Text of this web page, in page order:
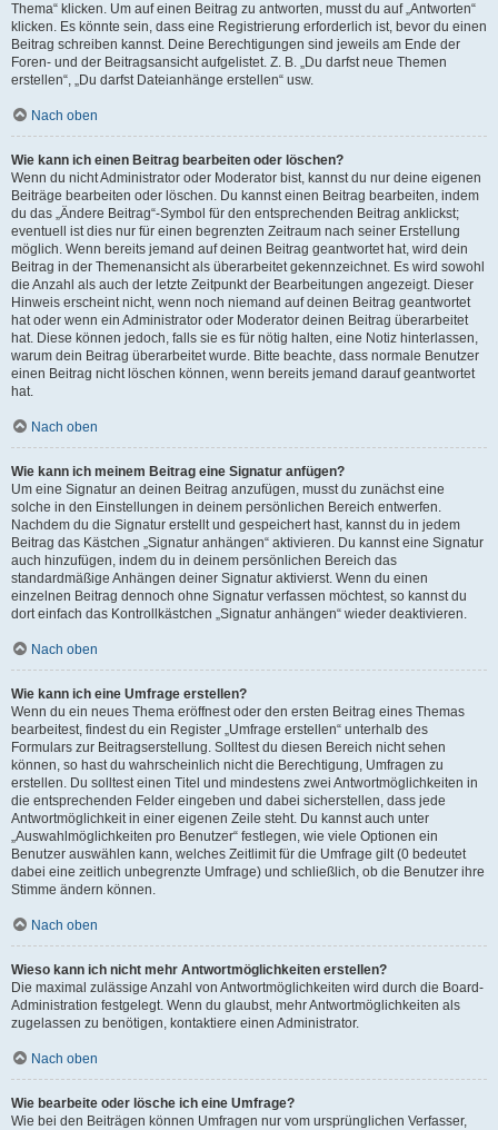
Thema“ klicken. Um auf einen Beitrag zu antworten, musst du auf „Antworten“
klicken. Es könnte sein, dass eine Registrierung erforderlich ist, bevor du einen
Beitrag schreiben kannst. Deine Berechtigungen sind jeweils am Ende der
Foren- und der Beitragsansicht aufgelistet. Z. B. „Du darfst neue Themen
erstellen“, „Du darfst Dateianhänge erstellen“ usw.
Nach oben
Wie kann ich einen Beitrag bearbeiten oder löschen?
Wenn du nicht Administrator oder Moderator bist, kannst du nur deine eigenen
Beiträge bearbeiten oder löschen. Du kannst einen Beitrag bearbeiten, indem
du das „Ändere Beitrag“-Symbol für den entsprechenden Beitrag anklickst;
eventuell ist dies nur für einen begrenzten Zeitraum nach seiner Erstellung
möglich. Wenn bereits jemand auf deinen Beitrag geantwortet hat, wird dein
Beitrag in der Themenansicht als überarbeitet gekennzeichnet. Es wird sowohl
die Anzahl als auch der letzte Zeitpunkt der Bearbeitungen angezeigt. Dieser
Hinweis erscheint nicht, wenn noch niemand auf deinen Beitrag geantwortet
hat oder wenn ein Administrator oder Moderator deinen Beitrag überarbeitet
hat. Diese können jedoch, falls sie es für nötig halten, eine Notiz hinterlassen,
warum dein Beitrag überarbeitet wurde. Bitte beachte, dass normale Benutzer
einen Beitrag nicht löschen können, wenn bereits jemand darauf geantwortet
hat.
Nach oben
Wie kann ich meinem Beitrag eine Signatur anfügen?
Um eine Signatur an deinen Beitrag anzufügen, musst du zunächst eine
solche in den Einstellungen in deinem persönlichen Bereich entwerfen.
Nachdem du die Signatur erstellt und gespeichert hast, kannst du in jedem
Beitrag das Kästchen „Signatur anhängen“ aktivieren. Du kannst eine Signatur
auch hinzufügen, indem du in deinem persönlichen Bereich das
standardmäßige Anhängen deiner Signatur aktivierst. Wenn du einen
einzelnen Beitrag dennoch ohne Signatur verfassen möchtest, so kannst du
dort einfach das Kontrollkästchen „Signatur anhängen“ wieder deaktivieren.
Nach oben
Wie kann ich eine Umfrage erstellen?
Wenn du ein neues Thema eröffnest oder den ersten Beitrag eines Themas
bearbeitest, findest du ein Register „Umfrage erstellen“ unterhalb des
Formulars zur Beitragserstellung. Solltest du diesen Bereich nicht sehen
können, so hast du wahrscheinlich nicht die Berechtigung, Umfragen zu
erstellen. Du solltest einen Titel und mindestens zwei Antwortmöglichkeiten in
die entsprechenden Felder eingeben und dabei sicherstellen, dass jede
Antwortmöglichkeit in einer eigenen Zeile steht. Du kannst auch unter
„Auswahlmöglichkeiten pro Benutzer“ festlegen, wie viele Optionen ein
Benutzer auswählen kann, welches Zeitlimit für die Umfrage gilt (0 bedeutet
dabei eine zeitlich unbegrenzte Umfrage) und schließlich, ob die Benutzer ihre
Stimme ändern können.
Nach oben
Wieso kann ich nicht mehr Antwortmöglichkeiten erstellen?
Die maximal zulässige Anzahl von Antwortmöglichkeiten wird durch die Board-
Administration festgelegt. Wenn du glaubst, mehr Antwortmöglichkeiten als
zugelassen zu benötigen, kontaktiere einen Administrator.
Nach oben
Wie bearbeite oder lösche ich eine Umfrage?
Wie bei den Beiträgen können Umfragen nur vom ursprünglichen Verfasser,